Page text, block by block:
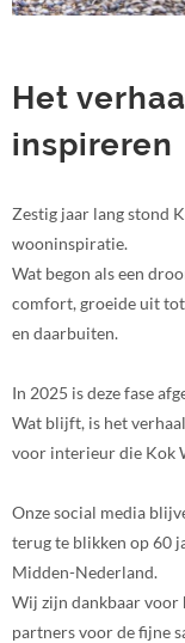
Het
inspireren
Zestig jaar lang stond
wooninspiratie.
Wat begon als een
comfort, groeide uit
en daarbuiten.
In 2025 is deze fase
Wat blijft, is het
voor interieur die Kok
Onze social media
terug te blikken op 60
Midden-Nederland.
Wij zijn dankbaar voor
partners voor de fijne